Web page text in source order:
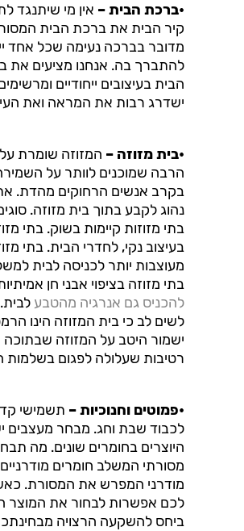
•ברכת הבית – אין מי שיתנגד
קיר הבית את ברכת הבית
מדובר בברכה נעימה שכל אחד
להתברך בה. אנחנו מציעים את
הבית בעיצובים ייחודיים
ישדרג רבות את המראה ואת
•בית מזוזה – המזוזה שומרת על
הרבה שמוכנים לוותר על
בקרב אנשים הרחוקים מהדת.
נהוג לקבע בתוך בית מזוזה.
בתי מזוזות קיימות בשוק. בתי
בעיצוב נקי, לחדרי הבית. בתי
מעוצבות יותר לכניסה לבית
בתי מזוזה בציפוי אבני חן
להכניס גם אנרגיה מהטבע
לשים לב כי בית המזוזה הינו
ישמור היטב על המזוזה שבתוכה
רטיבות שעלולה לפגום בשלמות
•פמוטים וחנוכיות – תשמישי
לכבוד שבת וחג. מבחר מעצבים
היוצרים בחומרים שונים. מה
מסורתי המשלב חומרים
מודרני המפרש את המסורת.
לכם אפשרות לבחור את המוצר
ביחס להשקעה הרצויה